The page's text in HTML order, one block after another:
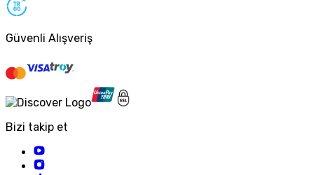
Güvenli Alışveriş
Bizi takip et